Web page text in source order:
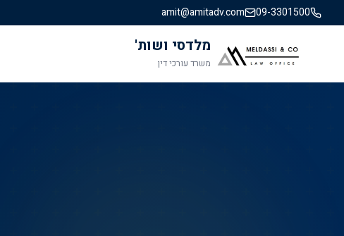
09-3301500
amit@amitadv.com
מלדסי ושות'
משרד עורכי דין